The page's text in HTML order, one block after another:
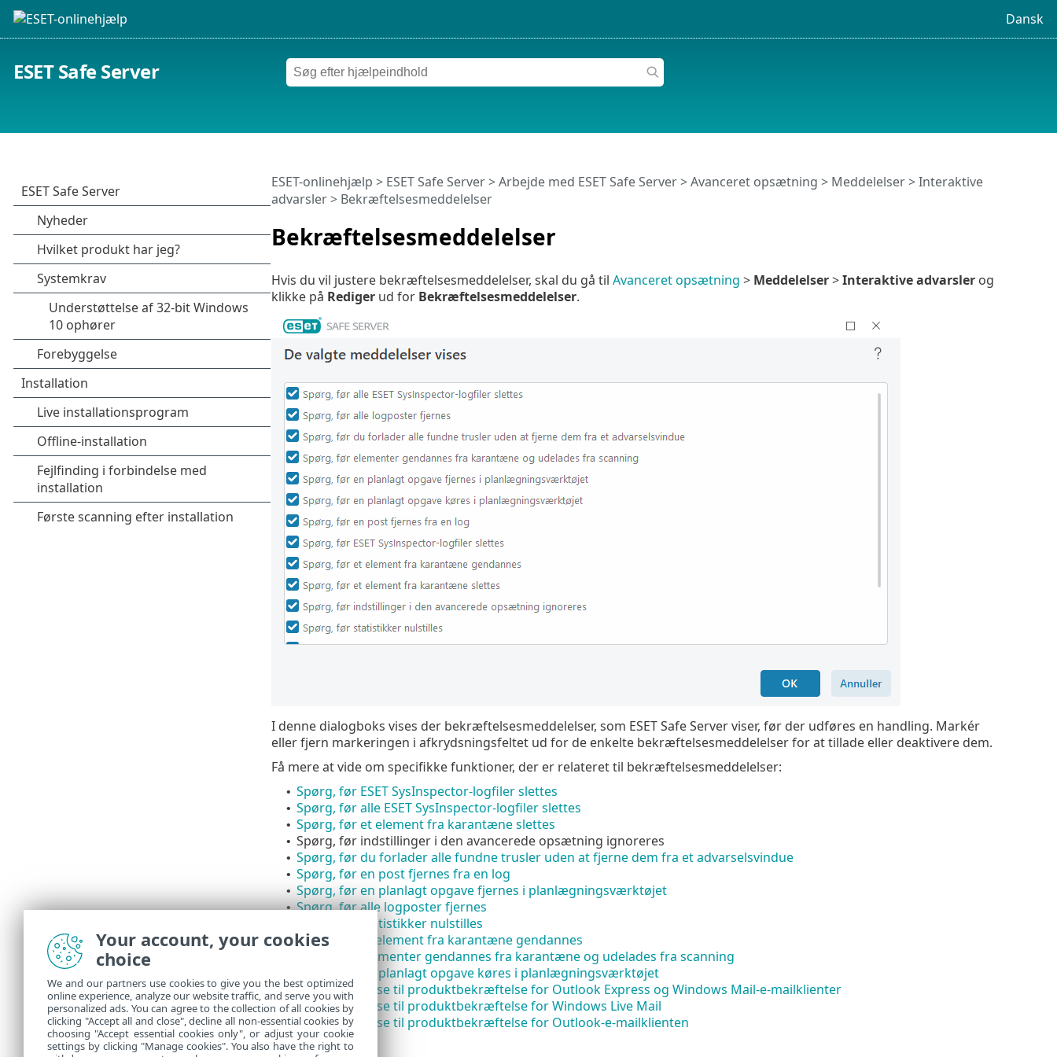
Dansk
ESET Safe Server
Bekræftelsesmeddelelser
ESET-onlinehjælp > ESET Safe Server>Arbejde med ESET Safe Server>Avanceret opsætning > Meddelelser>Interaktive
advarsler> Bekræftelsesmeddelelser
Hvis du vil justere bekræftelsesmeddelelser, skal du gå til Avanceret opsætning > Meddelelser>Interaktive advarslerog
klikke på Redigerud for Bekræftelsesmeddelelser.
I denne dialogboks vises der bekræftelsesmeddelelser, som ESET Safe Server viser, før der udføres en handling. Markér
eller fjern markeringen i afkrydsningsfeltet ud for de enkelte bekræftelsesmeddelelser for at tillade eller deaktivere dem.
Få mere at vide om specifikke funktioner, der er relateret til bekræftelsesmeddelelser:
• Spørg, før ESET SysInspector-logfiler slettes
• Spørg, før alle ESET SysInspector-logfiler slettes
• Spørg, før et element fra karantæne slettes
• Spørg, før indstillinger i den avancerede opsætning ignoreres
• Spørg, før du forlader alle fundne trusler uden at fjerne dem fra et advarselsvindue
• Spørg, før en post fjernes fra en log
• Spørg, før en planlagt opgave fjernes i planlægningsværktøjet
• Spørg, før alle logposter fjernes
Spørg, før statistikker nulstilles
• Spørg, før et element fra karantæne gendannes
Spørg, før elementer gendannes fra karantæne og udelades fra scanning
Spørg, før en planlagt opgave køres i planlægningsværktøjet
• Vis dialogbokse til produktbekræftelse for Outlook Express og Windows Mail-e-mailklienter
• Vis dialogbokse til produktbekræftelse for Windows Live Mail
• Vis dialogbokse til produktbekræftelse for Outlook-e-mailklienten
Your account, your cookies
choice
We and our partners use cookies to give you the best optimized
online experience, analyze our website traffic, and serve you with
personalized ads. You can agree to the collection of all cookies by
clicking "Accept all and close", decline all non-essential cookies by
choosing "Accept essential cookies only", or adjust your cookie
settings by clicking "Manage cookies". You also have the right to